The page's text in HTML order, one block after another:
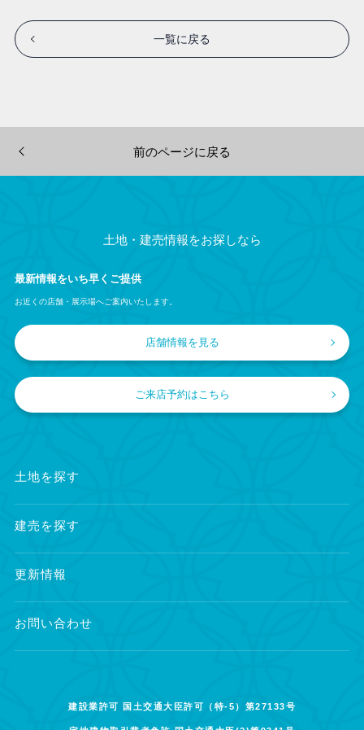
一覧に戻る
前のページに戻る
土地・建売情報をお探しなら
最新情報をいち早くご提供
お近くの店舗・展示場へご案内いたします。
店舗情報を見る
ご来店予約はこちら
土地を探す
建売を探す
更新情報
お問い合わせ
建設業許可 国土交通大臣許可（特-5）第27133号